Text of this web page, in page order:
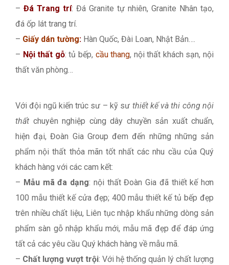
– Đá Trang trí: Đá Granite tự nhiên, Granite Nhân tạo,
đá ốp lát trang trí.
– Giấy dán tường: Hàn Quốc, Đài Loan, Nhật Bản….
– Nội thất gỗ: tủ bếp, cầu thang, nội thất khách sạn, nội
thất văn phòng…
Với đội ngũ kiến trúc sư – kỹ sư thiết kế và thi công nội
thất chuyên nghiệp cùng dây chuyền sản xuất chuẩn,
hiện đại, Đoàn Gia Group đem đến những những sản
phẩm nội thất thỏa mãn tốt nhất các nhu cầu của Quý
khách hàng với các cam kết:
– Mẫu mã đa dạng: nội thất Đoàn Gia đã thiết kế hơn
100 mẫu thiết kế cửa đẹp; 400 mẫu thiết kế tủ bếp đẹp
trên nhiều chất liệu, Liên tục nhập khẩu những dòng sản
phẩm sàn gỗ nhập khẩu mới, mẫu mã đẹp để đáp ứng
tất cả các yêu cầu Quý khách hàng về mẫu mã.
– Chất lượng vượt trội: Với hệ thống quản lý chất lượng